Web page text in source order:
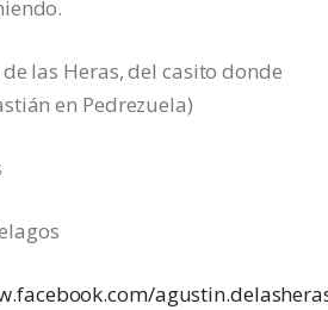
las Heras, del casito donde
en Pedrezuela)